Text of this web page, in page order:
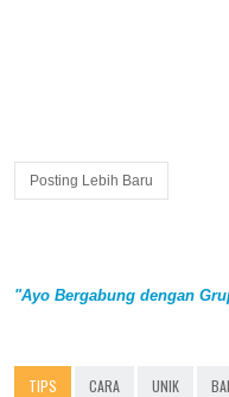
Posting Lebih Baru
"Ayo Bergabung dengan
TIPS CARA UNIK